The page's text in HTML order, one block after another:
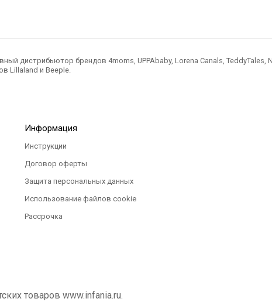
дистрибьютор брендов 4moms, UPPAbaby, Lorena Canals, TeddyTales,
Lillaland и Beeple.
Информация
Инструкции
Договор оферты
Защита персональных данных
Использование файлов cookie
Рассрочка
товаров www.infania.ru.